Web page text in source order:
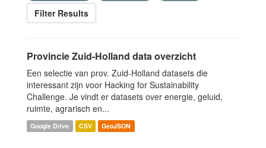
Filter Results
Provincie Zuid-Holland data overzicht
Een selectie van prov. Zuid-Holland datasets die
interessant zijn voor Hacking for Sustainability
Challenge. Je vindt er datasets over energie, geluid,
ruimte, agrarisch en...
Google Drive CSV GeoJSON